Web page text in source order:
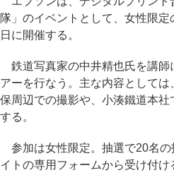
隊」のイベントとして、女性限
日に開催する。
鉄道写真家の中井精也氏を講師
アーを行なう。主な内容としては
保周辺での撮影や、小湊鐵道本
する。
参加は女性限定。抽選で20名の
イトの専用フォームから受け付け